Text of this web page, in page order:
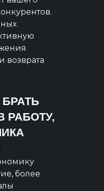
возврата
РАБОТУ,
более